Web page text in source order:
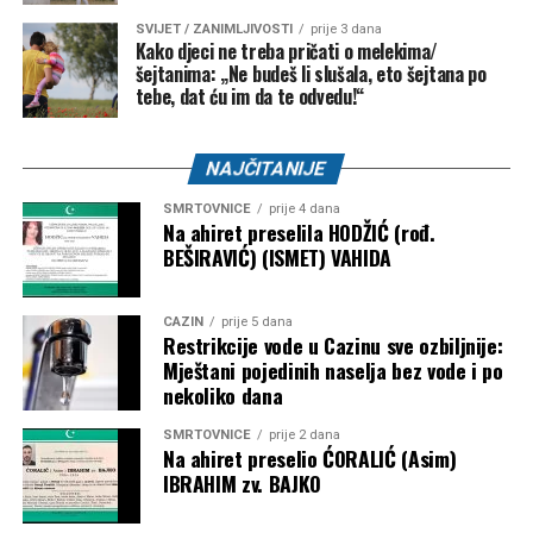
FK “Konjodor” –
FK “Bužim” –3.000 KM
OK “Bužim” –3.000 KM
ŽOK “Bužim” –1.000 KM
Bosanski Petrovac – 3.500 KM
Udruženje košarkaškog sporta “Mladost” –
Karate klub “Mladost” –1.500 KM
Objavljivanjem kompletne liste korisnika javnost je po prvi
put dobila detaljan uvid u raspodjelu dodatnih budžetskih
sredstava za sport. Ostaje otvoreno pitanje prema kojim su
kriterijima određeni pojedinačni iznosi, budući da
obrazloženje metodologije raspodjele nije objavljeno.
SVIJET / ZANIMLJIVOSTI prije 3 dana
Kako djeci ne treba pričati o melekima/
šejtanima: „Ne budeš li slušala, eto šejtana po
tebe, dat ću im da te odvedu!“
NAJČITANIJE
SMRTOVNICE prije 4 dana
Na ahiret preselila HODŽIĆ (rođ.
BEŠIRAVIĆ) (ISMET) VAHIDA
CAZIN prije 5 dana
Restrikcije vode u Cazinu sve ozbiljnije:
Mještani pojedinih naselja bez vode i po
nekoliko dana
SMRTOVNICE prije 2 dana
Na ahiret preselio ĆORALIĆ (Asim)
IBRAHIM zv. BAJKO